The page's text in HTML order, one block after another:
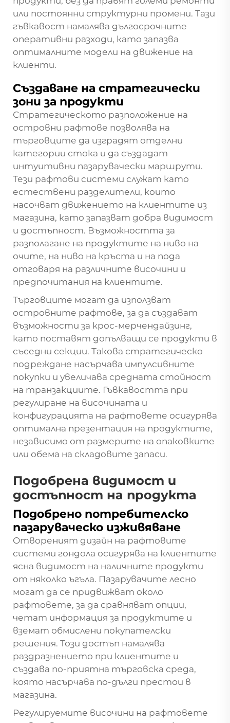
или постоянни структурни промени. Тази
гъвкавост намалява дългосрочните
оперативни разходи, като запазва
оптималните модели на движение на
клиенти.
Създаване на стратегически
зони за продукти
Стратегическото разположение на
островни рафтове позволява на
търговците да изградят отделни
категории стока и да създадат
интуитивни пазарувачески маршрути.
Тези рафтови системи служат като
естествени разделители, които
насочват движението на клиентите из
магазина, като запазват добра видимост
и достъпност. Възможността за
разполагане на продуктите на ниво на
очите, на ниво на кръста и на пода
отговаря на различните височини и
предпочитания на клиентите.
Търговците могат да използват
островните рафтове, за да създават
възможности за крос-мерчендайзинг,
като поставят допълващи се продукти в
съседни секции. Такова стратегическо
подреждане насърчава импулсивните
покупки и увеличава средната стойност
на транзакциите. Гъвкавостта при
регулиране на височината и
конфигурацията на рафтовете осигурява
оптимална презентация на продуктите,
независимо от размерите на опаковките
или обема на складовите запаси.
Подобрена видимост и
достъпност на продукта
Подобрено потребителско
пазаруваческо изживяване
Отвореният дизайн на рафтовите
системи гондола осигурява на клиентите
ясна видимост на наличните продукти
от няколко ъгъла. Пазарувачите лесно
могат да се придвижват около
рафтовете, за да сравняват опции,
четат информация за продуктите и
вземат обмислени покупателски
решения. Този достъп намалява
раздразнението при клиентите и
създава по-приятна търговска среда,
която насърчава по-дълги престои в
магазина.
Регулируемите височини на рафтовете